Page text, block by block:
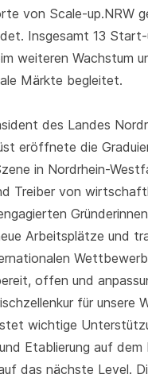
von Scale-up.NRW
Insgesamt 13
weiteren Wachstum
Märkte begleitet.
des Landes
eröffnete die
in Nordrhein-
Treiber von
Arbeitsplätze und
offen und
für unsere
wichtige
Etablierung auf
das nächste Level.